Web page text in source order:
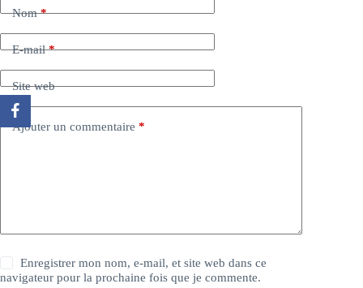
Nom*
E-mail*
Site web
Ajouter un commentaire *
Enregistrer mon nom, e-mail, et site web dans ce
navigateur pour la prochaine fois que je commente.